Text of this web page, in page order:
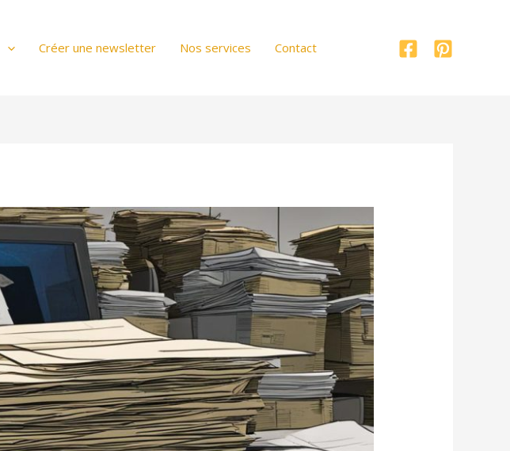
Créer une newsletter Nos services Contact